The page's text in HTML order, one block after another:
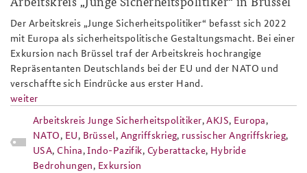
Der Arbeitskreis „Junge Sicherheitspolitiker“ befasst sich 2022
mit Europa als sicherheitspolitische Gestaltungsmacht. Bei einer
Exkursion nach Brüssel traf der Arbeitskreis hochrangige
Repräsentanten Deutschlands bei der EU und der NATO und
verschaffte sich Eindrücke aus erster Hand.
weiter
Arbeitskreis Junge Sicherheitspolitiker,AKJS, Europa,
NATO, EU, Brüssel, Angriffskrieg, russischer Angriffskrieg,
USA, China,Indo-Pazifik, Cyberattacke, Hybride
Bedrohungen, Exkursion